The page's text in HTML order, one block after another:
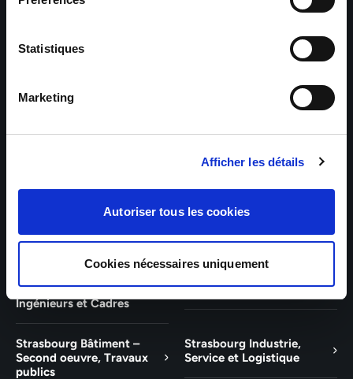
Statistiques
Marketing
Afficher les détails
Autoriser tous les cookies
Cookies nécessaires uniquement
Logistique, Transport et
Bâtiment et Tertiaire
Logistique, Bâtiment et
Guebwiller – Industrie,
Experts Paris – Tertiaire,
Cadres
Experts Strasbourg –
Illkirch-Graffenstaden
Experts Saint-Louis –
Tertiaire, Techniciens,
Ingénieurs et Cadres
Tertiaire, Techniciens,
Ingénieurs et Cadres
Saint-Louis – Industrie,
Logistique, Service
Strasbourg Bâtiment –
Second oeuvre, Travaux
publics
Strasbourg Industrie,
Service et Logistique